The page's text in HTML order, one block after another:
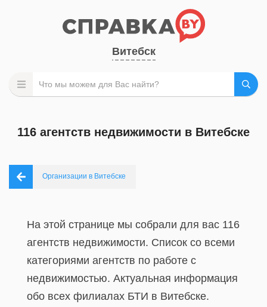
Витебск
116 агентств недвижимости в Витебске
Организации в Витебске
На этой странице мы собрали для вас 116
агентств недвижимости. Список со всеми
категориями агентств по работе с
недвижимостью. Актуальная информация
обо всех филиалах БТИ в Витебске.